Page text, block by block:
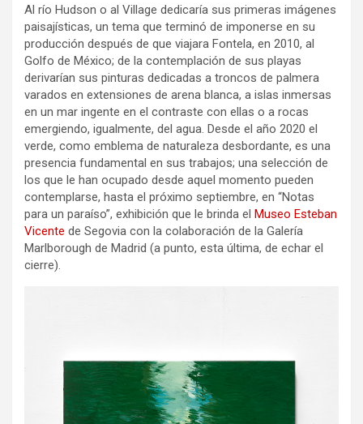
Al río Hudson o al Village dedicaría sus primeras imágenes
paisajísticas, un tema que terminó de imponerse en su
producción después de que viajara Fontela, en 2010, al
Golfo de México; de la contemplación de sus playas
derivarían sus pinturas dedicadas a troncos de palmera
varados en extensiones de arena blanca, a islas inmersas
en un mar ingente en el contraste con ellas o a rocas
emergiendo, igualmente, del agua. Desde el año 2020 el
verde, como emblema de naturaleza desbordante, es una
presencia fundamental en sus trabajos; una selección de
los que le han ocupado desde aquel momento pueden
contemplarse, hasta el próximo septiembre, en “Notas
para un paraíso”, exhibición que le brinda el Museo Esteban
Vicente de Segovia con la colaboración de la Galería
Marlborough de Madrid (a punto, esta última, de echar el
cierre).